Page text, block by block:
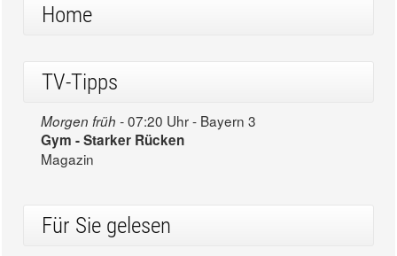
Home
TV-Tipps
Morgen früh -07:20 Uhr - Bayern 3
Gym - Starker Rücken
Magazin
Für Sie gelesen